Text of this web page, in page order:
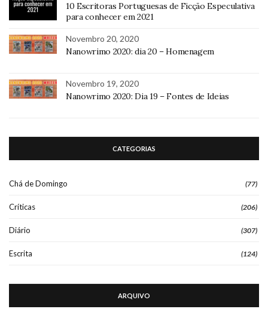
10 Escritoras Portuguesas de Ficção Especulativa
para conhecer em 2021
Novembro 20, 2020
Nanowrimo 2020: dia 20 – Homenagem
Novembro 19, 2020
Nanowrimo 2020: Dia 19 – Fontes de Ideias
CATEGORIAS
Chá de Domingo (77)
Críticas (206)
Diário (307)
Escrita (124)
ARQUIVO